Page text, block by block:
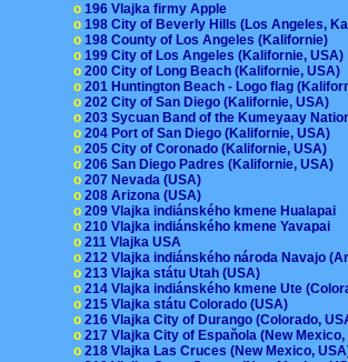
o 196 Vlajka firmy Apple
o 198 City of Beverly Hills (Los Angeles,
o 198 County of Los Angeles (Kalifornie)
o 199 City of Los Angeles (Kalifornie,
o 200 City of Long Beach (Kalifornie, USA)
o 201 Huntington Beach - Logo flag
o 202 City of San Diego (Kalifornie, USA)
o 203 Sycuan Band of the Kumeyaay
o 204 Port of San Diego (Kalifornie, USA)
o 205 City of Coronado (Kalifornie, USA)
o 206 San Diego Padres (Kalifornie, USA)
o 207 Nevada (USA)
o 208 Arizona (USA)
o 209 Vlajka indiánského kmene Hualapai
o 210 Vlajka indiánského kmene Yavapai
o 211 Vlajka USA
o 212 Vlajka indiánského národa Navajo
o 213 Vlajka státu Utah (USA)
o 214 Vlajka indiánského kmene Ute
o 215 Vlajka státu Colorado (USA)
o 216 Vlajka City of Durango (Colorado,
o 217 Vlajka City of Espaňola (New
o 218 Vlajka Las Cruces (New Mexico,